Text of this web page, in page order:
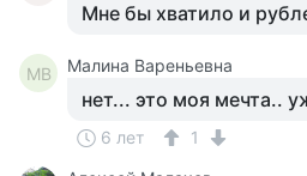
Мне бы хватило и
МВ Малина Вареньевна
нет... это моя мечта..
6 лет
1